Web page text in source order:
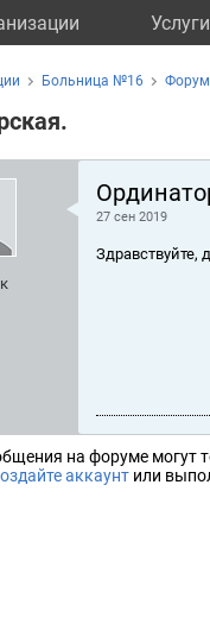
Услуги
Больница №16 Форум
27 сен 2019
Здравствуйте,
на форуме могут
аккаунт или